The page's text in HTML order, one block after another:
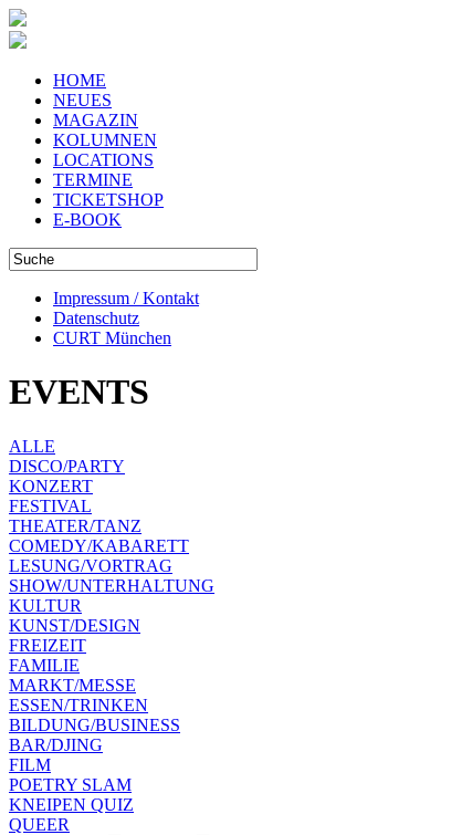
HOME
NEUES
MAGAZIN
KOLUMNEN
LOCATIONS
TERMINE
TICKETSHOP
E-BOOK
Impressum / Kontakt
Datenschutz
CURT München
EVENTS
ALLE
DISCO/PARTY
KONZERT
FESTIVAL
THEATER/TANZ
COMEDY/KABARETT
LESUNG/VORTRAG
SHOW/UNTERHALTUNG
KULTUR
KUNST/DESIGN
FREIZEIT
FAMILIE
MARKT/MESSE
ESSEN/TRINKEN
BILDUNG/BUSINESS
BAR/DJING
FILM
POETRY SLAM
KNEIPEN QUIZ
QUEER